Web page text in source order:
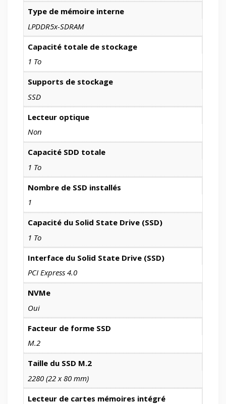
Type de mémoire interne
LPDDR5x-SDRAM
Capacité totale de stockage
1 To
Supports de stockage
SSD
Lecteur optique
Non
Capacité SDD totale
1 To
Nombre de SSD installés
1
Capacité du Solid State Drive (SSD)
1 To
Interface du Solid State Drive (SSD)
PCI Express 4.0
NVMe
Oui
Facteur de forme SSD
M.2
Taille du SSD M.2
2280 (22 x 80 mm)
Lecteur de cartes mémoires intégré